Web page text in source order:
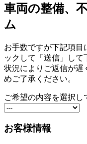
車両の整備、
ム
お手数ですが下記項目
ックして「送信」して
状況によりご返信が遅
めご了承ください。
ご希望の内容を選択
お客様情報